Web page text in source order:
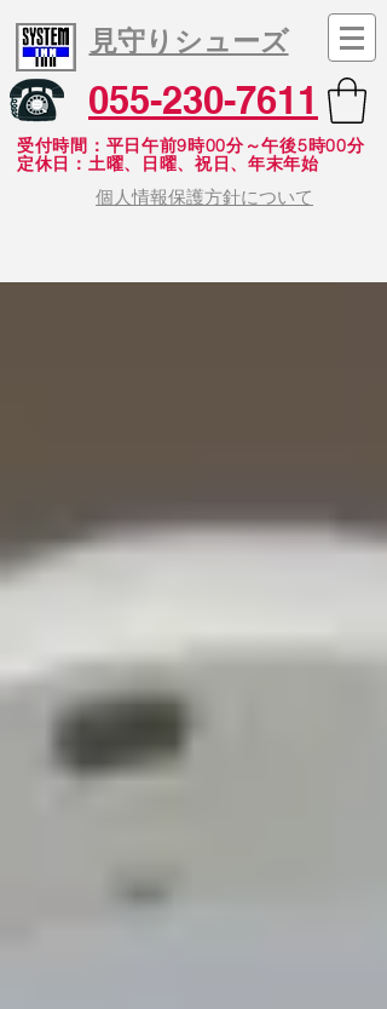
見守りシューズ
055-230-7611
受付時間：平日午前9時00分～午後5時00分
​定休日：土曜、日曜、祝日、年末年始
個人情報保護方針について